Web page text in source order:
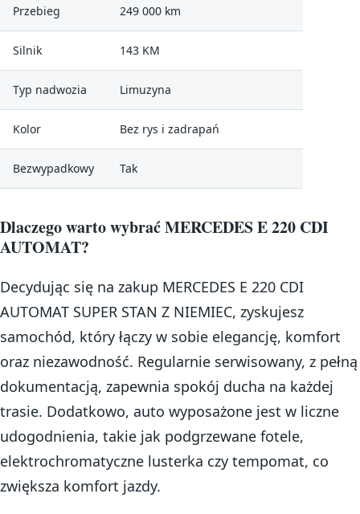
Przebieg 249 000 km
Silnik 143 KM
Typ nadwozia Limuzyna
Kolor Bez rys i zadrapań
Bezwypadkowy Tak
Dlaczego warto wybrać MERCEDES E 220 CDI
AUTOMAT?
Decydując się na zakup MERCEDES E 220 CDI
AUTOMAT SUPER STAN Z NIEMIEC, zyskujesz
samochód, który łączy w sobie elegancję, komfort
oraz niezawodność. Regularnie serwisowany, z pełną
dokumentacją, zapewnia spokój ducha na każdej
trasie. Dodatkowo, auto wyposażone jest w liczne
udogodnienia, takie jak podgrzewane fotele,
elektrochromatyczne lusterka czy tempomat, co
zwiększa komfort jazdy.